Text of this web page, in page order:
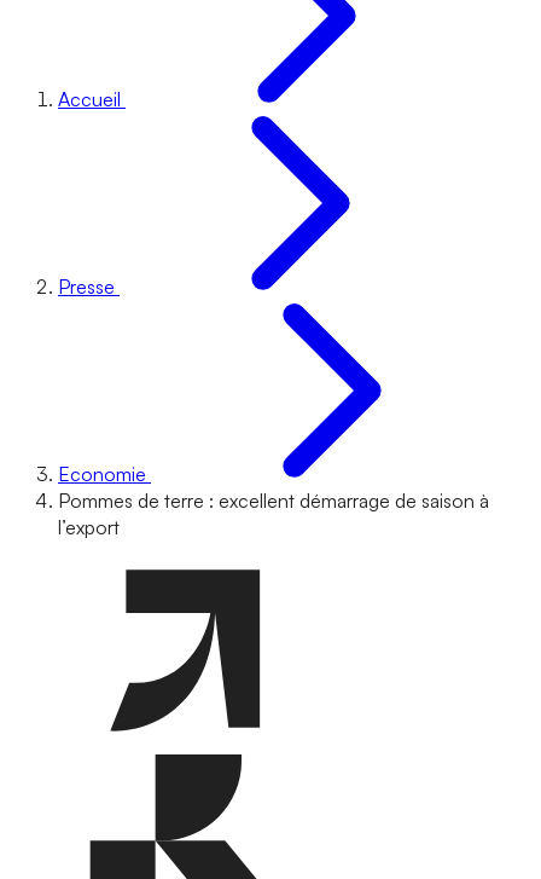
Accueil
Presse
Economie
Pommes de terre : excellent démarrage de saison à
l’export